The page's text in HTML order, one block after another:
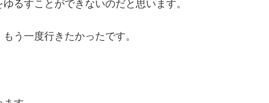
う一度行きたかったです。